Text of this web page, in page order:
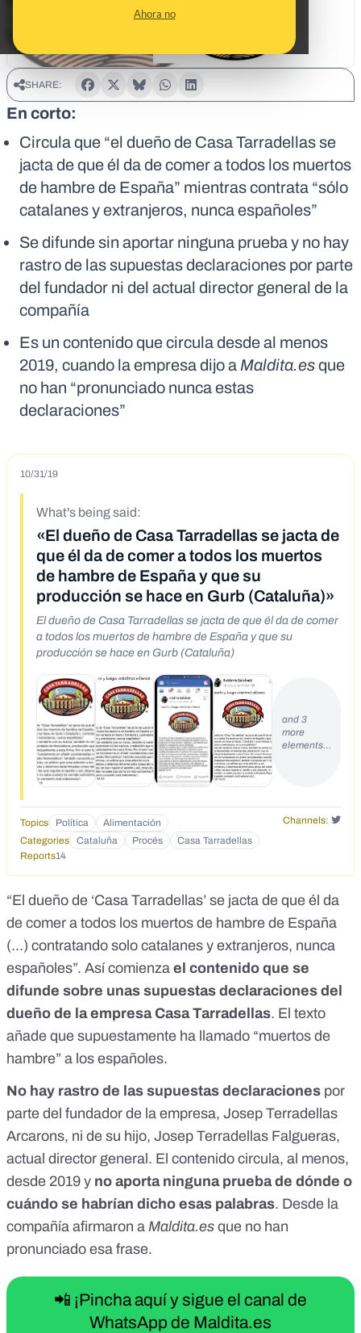
Ahora no
SHARE:
En corto:
Circula que “el dueño de Casa Tarradellas se
jacta de que él da de comer a todos los muertos
de hambre de España” mientras contrata “sólo
catalanes y extranjeros, nunca españoles”
Se difunde sin aportar ninguna prueba y no hay
rastro de las supuestas declaraciones por parte
del fundador ni del actual director general de la
compañía
Es un contenido que circula desde al menos
2019, cuando la empresa dijo a Maldita.esque
no han “pronunciado nunca estas
declaraciones”
10/31/19
What's being said:
«El dueño de Casa Tarradellas se jacta de
que él da de comer a todos los muertos
de hambre de España y que su
producción se hace en Gurb (Cataluña)»
El dueño de Casa Tarradellas se jacta de que él da de comer
a todos los muertos de hambre de España y que su
producción se hace en Gurb (Cataluña)
and 3
more
elements…
Topics Política Alimentación
Channels:
Categories
Cataluña Procés
Casa Tarradellas
Reports14
“El dueño de ‘Casa Tarradellas’ se jacta de que él da
de comer a todos los muertos de hambre de España
(...) contratando solo catalanes y extranjeros, nunca
españoles”. Así comienza el contenido que se
difunde sobre unas supuestas declaraciones del
dueño de la empresa Casa Tarradellas. El texto
añade que supuestamente ha llamado “muertos de
hambre” a los españoles.
No hay rastro de las supuestas declaraciones por
parte del fundador de la empresa, Josep Terradellas
Arcarons, ni de su hijo, Josep Terradellas Falgueras,
actual director general. El contenido circula, al menos,
desde 2019 y no aporta ninguna prueba de dónde o
cuándo se habrían dicho esas palabras. Desde la
compañía afirmaron a Maldita.es que no han
pronunciado esa frase.
📲 ¡Pincha aquí y sigue el canal de
WhatsApp de Maldita.es